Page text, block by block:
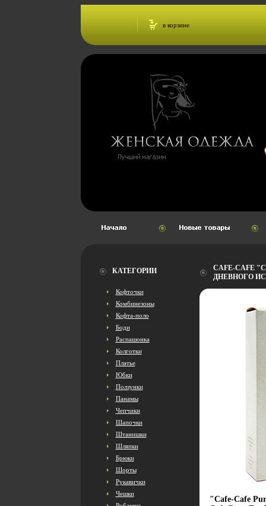
в корзине
КАТЕГОРИИ
Кофточки
Комбинезоны
Кофта-поло
Боди
Распашонка
Колготки
Платье
Юбки
Ползунки
Панамы
Чепчики
Шапочки
Штанишки
Шляпки
Брюки
Шорты
Рукавички
Чешки
CAFE-CAFE
ДНЕВНОГО
"Сafe-Сafe